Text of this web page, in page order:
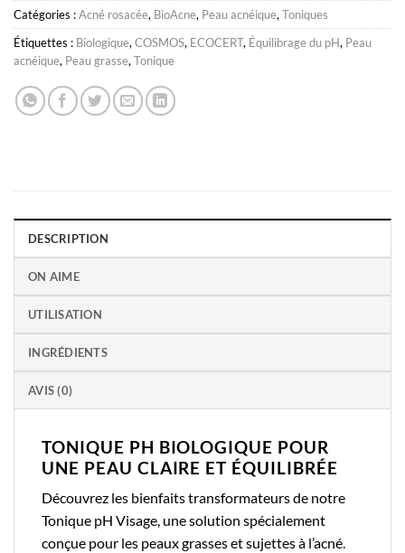
Catégories :Acné rosacée, BioAcne, Peau acnéique, Toniques
Étiquettes : Biologique, COSMOS, ECOCERT, Équilibrage du pH, Peau
acnéique, Peau grasse, Tonique
DESCRIPTION
ON AIME
UTILISATION
INGRÉDIENTS
AVIS (0)
TONIQUE PH BIOLOGIQUE POUR
UNE PEAU CLAIRE ET ÉQUILIBRÉE
Découvrez les bienfaits transformateurs de notre
Tonique pH Visage, une solution spécialement
conçue pour les peaux grasses et sujettes à l’acné.